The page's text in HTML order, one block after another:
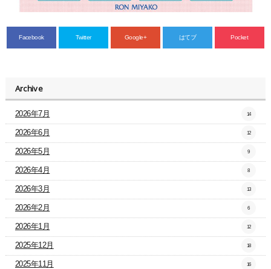
Facebook Twitter Google+ はてブ Pocket
Archive
2026年7月 14
2026年6月 12
2026年5月 9
2026年4月 8
2026年3月 13
2026年2月 6
2026年1月 12
2025年12月 18
2025年11月 16